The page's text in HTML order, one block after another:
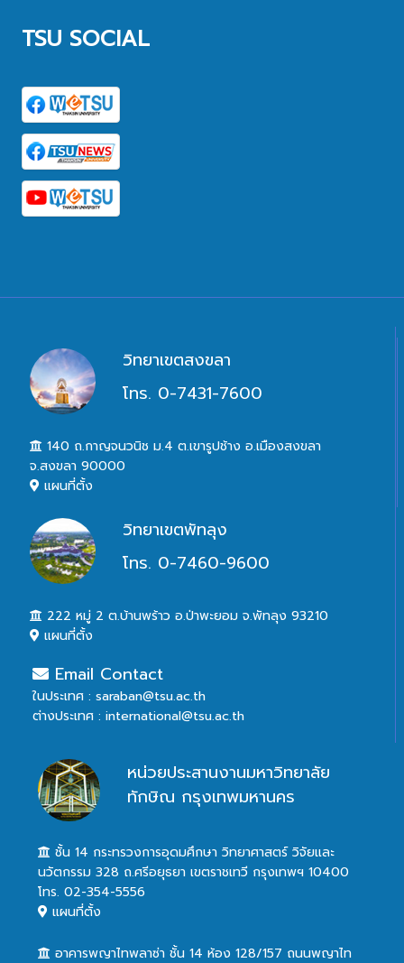
TSU SOCIAL
วิทยาเขตสงขลา
โทร. 0-7431-7600
140 ถ.กาญจนวนิช ม.4 ต.เขารูปช้าง อ.เมืองสงขลา
จ.สงขลา 90000
แผนที่ตั้ง
วิทยาเขตพัทลุง
โทร. 0-7460-9600
222 หมู่ 2 ต.บ้านพร้าว อ.ป่าพะยอม จ.พัทลุง 93210
แผนที่ตั้ง
Email Contact
ในประเทศ : saraban@tsu.ac.th
ต่างประเทศ : international@tsu.ac.th
หน่วยประสานงานมหาวิทยาลัย
ทักษิณ กรุงเทพมหานคร
ชั้น 14 กระทรวงการอุดมศึกษา วิทยาศาสตร์ วิจัยและ
นวัตกรรม 328 ถ.ศรีอยุธยา เขตราชเทวี กรุงเทพฯ 10400
โทร. 02-354-5556
แผนที่ตั้ง
อาคารพญาไทพลาซ่า ชั้น 14 ห้อง 128/157 ถนนพญาไท